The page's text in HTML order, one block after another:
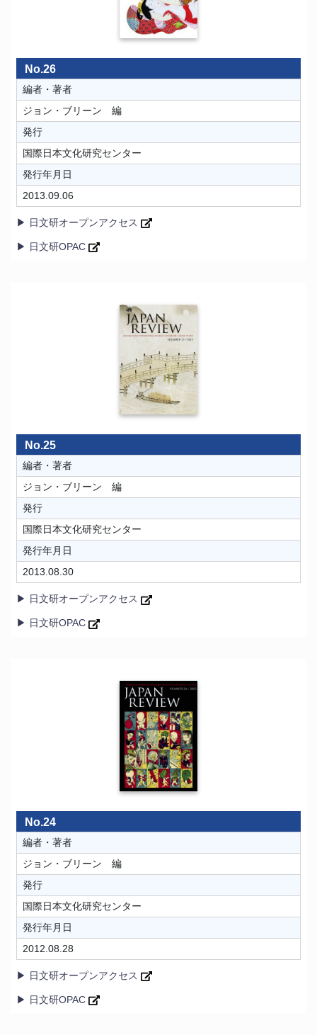
No.26
編者・著者
ジョン・ブリーン 編
発行
国際日本文化研究センター
発行年月日
2013.09.06
▶ 日文研オープンアクセス
▶ 日文研OPAC
No.25
編者・著者
ジョン・ブリーン 編
発行
国際日本文化研究センター
発行年月日
2013.08.30
▶ 日文研オープンアクセス
▶ 日文研OPAC
No.24
編者・著者
ジョン・ブリーン 編
発行
国際日本文化研究センター
発行年月日
2012.08.28
▶ 日文研オープンアクセス
▶ 日文研OPAC